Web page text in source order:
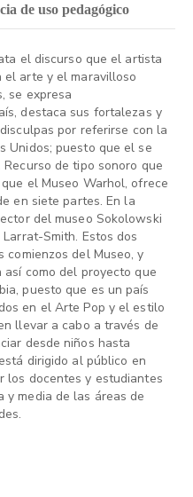
de uso pedagógico
el discurso que el artista
el arte y el maravilloso
se expresa
destaca sus fortalezas y
por referirse con la
Unidos; puesto que el se
de tipo sonoro que
el Museo Warhol, ofrece
en siete partes. En la
del museo Sokolowski
Smith. Estos dos
del Museo, y
como del proyecto que
puesto que es un país
en el Arte Pop y el estilo
llevar a cabo a través de
desde niños hasta
dirigido al público en
los docentes y estudiantes
y media de las áreas de